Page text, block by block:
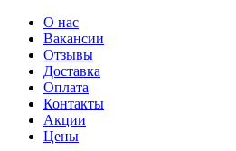
О нас
Вакансии
Отзывы
Доставка
Оплата
Контакты
Акции
Цены